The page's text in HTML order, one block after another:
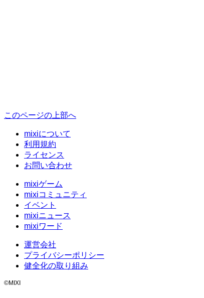
このページの上部へ
mixiについて
利用規約
ライセンス
お問い合わせ
mixiゲーム
mixiコミュニティ
イベント
mixiニュース
mixiワード
運営会社
プライバシーポリシー
健全化の取り組み
©MIXI